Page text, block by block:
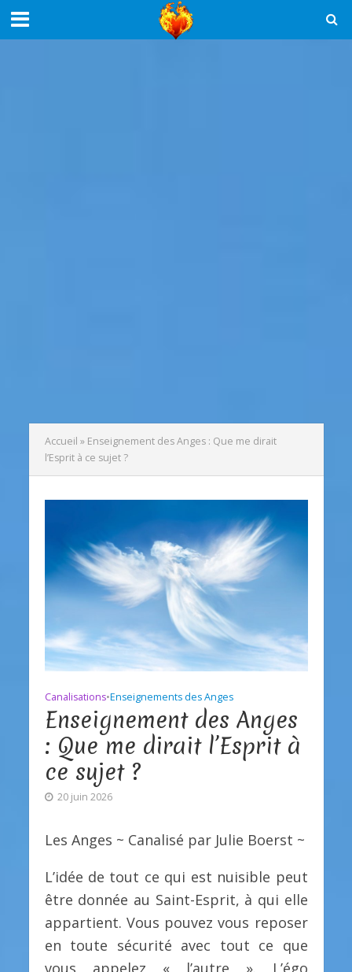
Accueil » Enseignement des Anges : Que me dirait
l’Esprit à ce sujet ?
Canalisations•Enseignements des Anges
Enseignement des Anges
: Que me dirait l’Esprit à
ce sujet ?
20 juin 2026
Les Anges ~ Canalisé par Julie Boerst ~
L’idée de tout ce qui est nuisible peut
être donnée au Saint-Esprit, à qui elle
appartient. Vous pouvez vous reposer
en toute sécurité avec tout ce que
vous appelez « l’autre ». L’égo